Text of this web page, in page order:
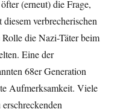
(erneut) die Frage,
verbrecherischen
die Nazi-Täter beim
Eine der
68er Generation
Aufmerksamkeit. Viele